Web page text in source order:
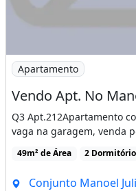
Imagem: Vendo Apt.
Apartamento
Q3 Apt.212Apartamento
vaga na garagem, venda
49m² de Área 2
Conjunto Manoel